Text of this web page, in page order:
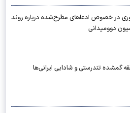
در خصوص ادعاهای مطرح‌شده درباره روند
دوومیدانی
گمشده تندرستی و شادابی ایرانی‌ها